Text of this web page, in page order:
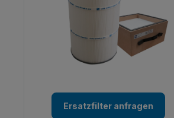
Ersatzfilter anfragen